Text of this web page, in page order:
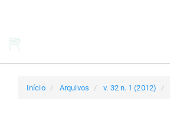
Início Arquivos v. 32 n. 1 (2012)